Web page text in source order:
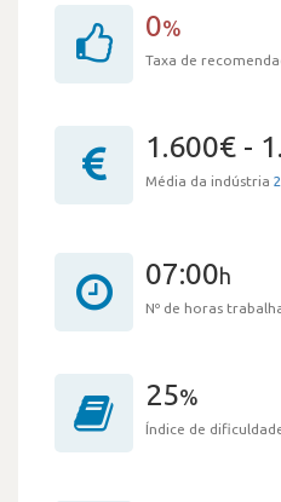
0%
Taxa de
1.600€ -
Média da indústria
07:00h
Nº de horas
25%
Índice de